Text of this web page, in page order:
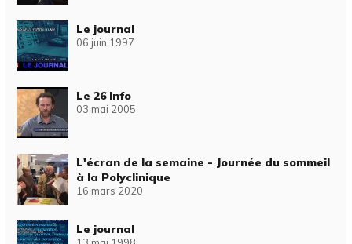
Le journal
06 juin 1997
Le 26 Info
03 mai 2005
L'écran de la semaine - Journée du sommeil
à la Polyclinique
16 mars 2020
Le journal